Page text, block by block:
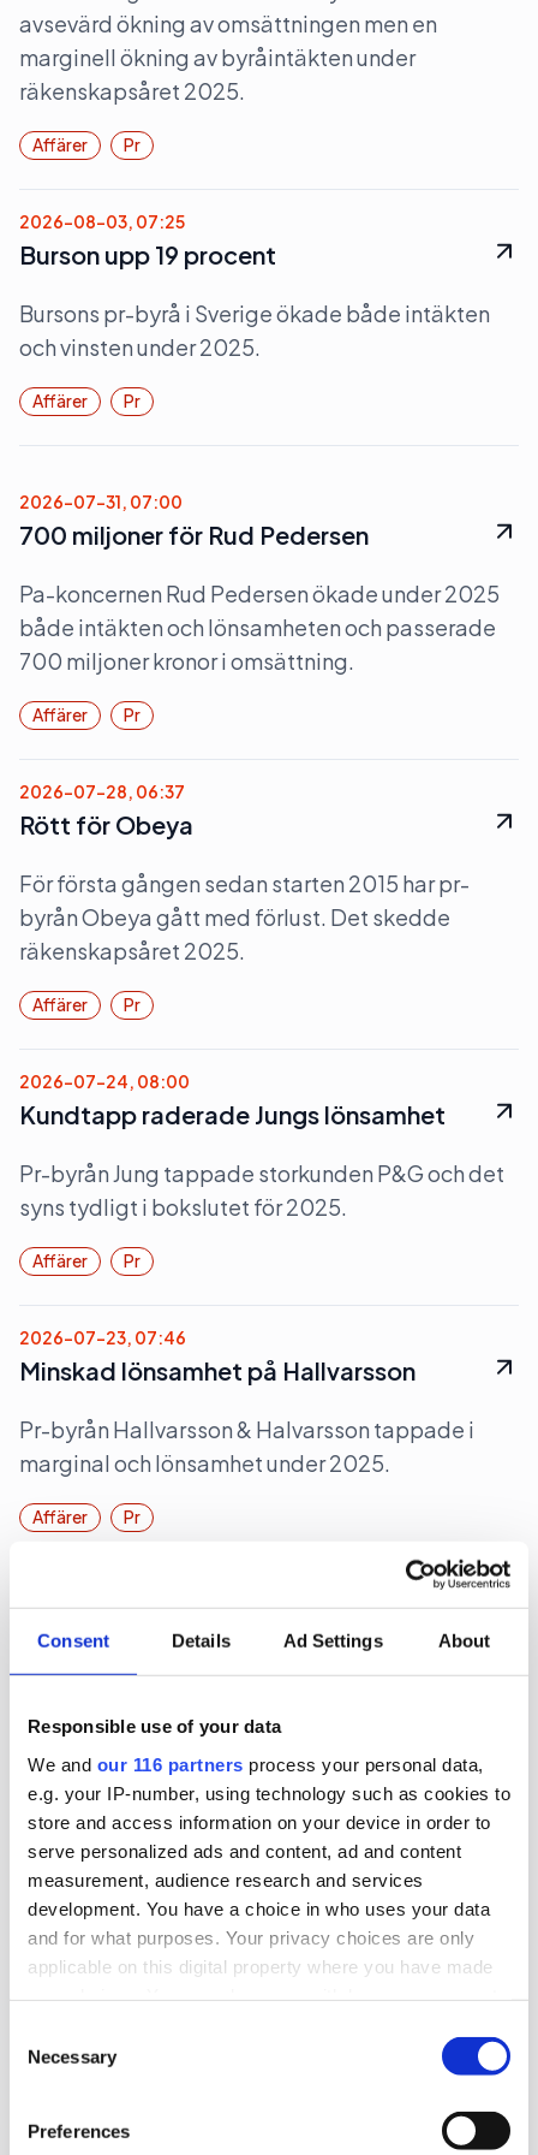
Consent Details Ad Settings About
Responsible use of your data
We and our 116 partners process your personal data,
e.g. your IP-number, using technology such as cookies to
store and access information on your device in order to
serve personalized ads and content, ad and content
measurement, audience research and services
development. You have a choice in who uses your data
and for what purposes. Your privacy choices are only
applicable on this digital property where you have made
the Privacy trigger icon.
Find out more about how your personal data is processed
and set your preferences in the
Selection
Necessary
Preferences
avsevärd ökning av omsättningen men en
marginell ökning av byråintäkten under
räkenskapsåret 2025.
Affärer Pr
2026-08-03, 07:25
Burson upp 19 procent
Bursons pr-byrå i Sverige ökade både intäkten
och vinsten under 2025.
Affärer Pr
2026-07-31, 07:00
700 miljoner för Rud Pedersen
Pa-koncernen Rud Pedersen ökade under 2025
både intäkten och lönsamheten och passerade
700 miljoner kronor i omsättning.
Affärer Pr
2026-07-28, 06:37
Rött för Obeya
För första gången sedan starten 2015 har pr-
byrån Obeya gått med förlust. Det skedde
räkenskapsåret 2025.
Affärer Pr
2026-07-24, 08:00
Kundtapp raderade Jungs lönsamhet
Pr-byrån Jung tappade storkunden P&G och det
syns tydligt i bokslutet för 2025.
Affärer Pr
2026-07-23, 07:46
Minskad lönsamhet på Hallvarsson
Pr-byrån Hallvarsson & Halvarsson tappade i
marginal och lönsamhet under 2025.
Affärer Pr
Kulturbyrå blir mindre
under sitt senaste räkenskapsår.
Affärer Pr
2026-07-17, 06:20
Glam drar in miljonbelopp
Den nystartade pr-byrån Glam drog in
miljonbelopp under sitt första, förlängda